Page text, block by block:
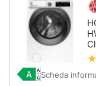
Scheda